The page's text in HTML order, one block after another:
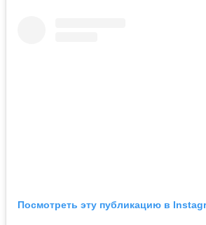
Посмотреть эту публикацию в